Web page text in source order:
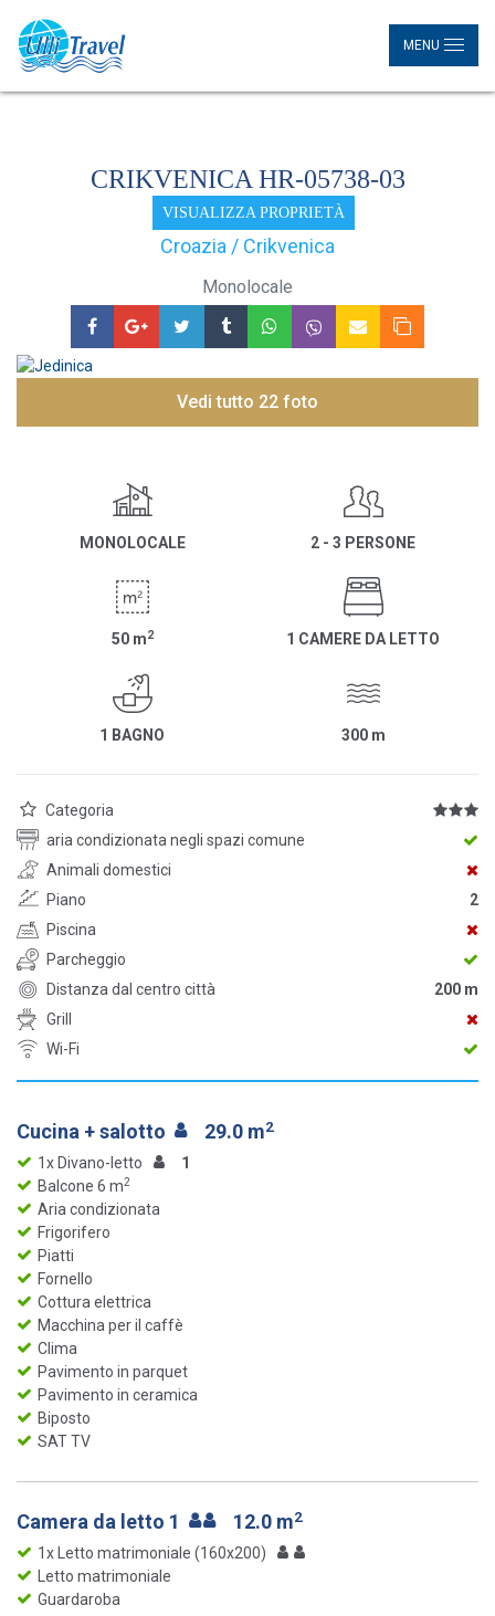
MENU
CRIKVENICA HR-05738-03
VISUALIZZA PROPRIETÀ
Croazia / Crikvenica
Monolocale
Vedi tutto 22 foto
MONOLOCALE 2 - 3 PERSONE
50 m2 1 CAMERE DA LETTO
1 BAGNO 300 m
Categoria
aria condizionata negli spazi comune
Animali domestici
Piano
2
Piscina
Parcheggio
Distanza dal centro città
200 m
Grill
Wi-Fi
Cucina + salotto 29.0 m2
1x Divano-letto
1
Balcone 6 m2
Aria condizionata
Frigorifero
Piatti
Fornello
Cottura elettrica
Macchina per il caffè
Clima
Pavimento in parquet
Pavimento in ceramica
Biposto
SAT TV
Camera da letto 1 12.0 m2
1x Letto matrimoniale (160x200)
Letto matrimoniale
Guardaroba